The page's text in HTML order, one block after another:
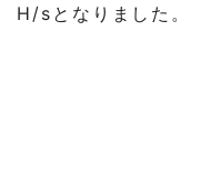
H/sとなりました。